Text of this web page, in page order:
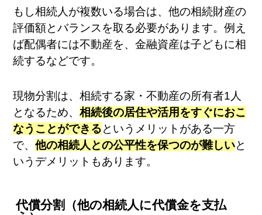
もし相続人が複数いる場合は、他の相続財産の
評価額とバランスを取る必要があります。例え
ば配偶者には不動産を、金融資産は子どもに相
続するなどです。
現物分割は、相続する家・不動産の所有者1人
となるため、相続後の居住や活用をすぐにおこ
なうことができるというメリットがある一方
で、他の相続人との公平性を保つのが難しいと
いうデメリットもあります。
代償分割（他の相続人に代償金を支払